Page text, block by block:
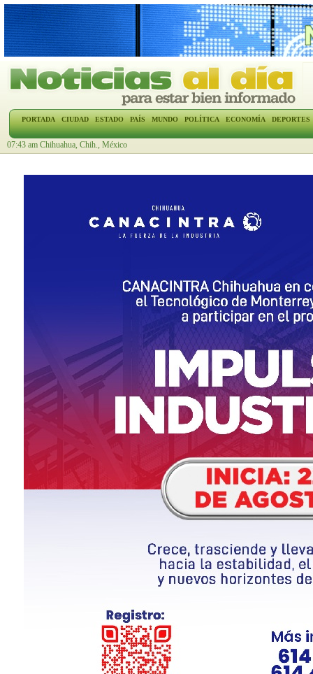
PORTADA CIUDAD ESTADO PAÍS MUNDO POLÍTICA ECONOMÍA DEPORTES
07:43 am Chihuahua, Chih., México